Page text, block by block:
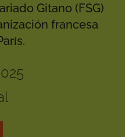
Gitano (FSG)
francesa